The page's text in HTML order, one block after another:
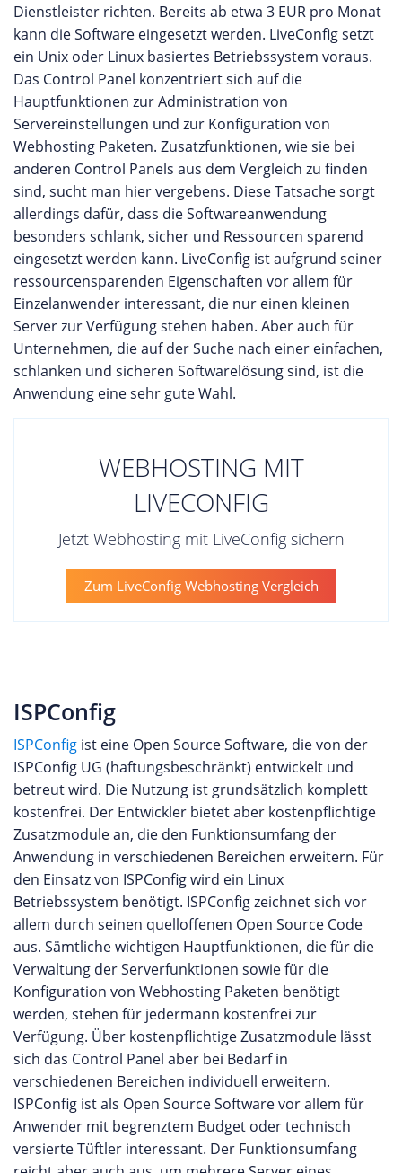
Dienstleister richten. Bereits ab etwa 3 EUR pro Monat
kann die Software eingesetzt werden. LiveConfig setzt
ein Unix oder Linux basiertes Betriebssystem voraus.
Das Control Panel konzentriert sich auf die
Hauptfunktionen zur Administration von
Servereinstellungen und zur Konfiguration von
Webhosting Paketen. Zusatzfunktionen, wie sie bei
anderen Control Panels aus dem Vergleich zu finden
sind, sucht man hier vergebens. Diese Tatsache sorgt
allerdings dafür, dass die Softwareanwendung
besonders schlank, sicher und Ressourcen sparend
eingesetzt werden kann. LiveConfig ist aufgrund seiner
ressourcensparenden Eigenschaften vor allem für
Einzelanwender interessant, die nur einen kleinen
Server zur Verfügung stehen haben. Aber auch für
Unternehmen, die auf der Suche nach einer einfachen,
schlanken und sicheren Softwarelösung sind, ist die
Anwendung eine sehr gute Wahl.
WEBHOSTING MIT
LIVECONFIG
Jetzt Webhosting mit LiveConfig sichern
Zum LiveConfig Webhosting Vergleich
ISPConfig
ISPConfig ist eine Open Source Software, die von der
ISPConfig UG (haftungsbeschränkt) entwickelt und
betreut wird. Die Nutzung ist grundsätzlich komplett
kostenfrei. Der Entwickler bietet aber kostenpflichtige
Zusatzmodule an, die den Funktionsumfang der
Anwendung in verschiedenen Bereichen erweitern. Für
den Einsatz von ISPConfig wird ein Linux
Betriebssystem benötigt. ISPConfig zeichnet sich vor
allem durch seinen quelloffenen Open Source Code
aus. Sämtliche wichtigen Hauptfunktionen, die für die
Verwaltung der Serverfunktionen sowie für die
Konfiguration von Webhosting Paketen benötigt
werden, stehen für jedermann kostenfrei zur
Verfügung. Über kostenpflichtige Zusatzmodule lässt
sich das Control Panel aber bei Bedarf in
verschiedenen Bereichen individuell erweitern.
ISPConfig ist als Open Source Software vor allem für
Anwender mit begrenztem Budget oder technisch
versierte Tüftler interessant. Der Funktionsumfang